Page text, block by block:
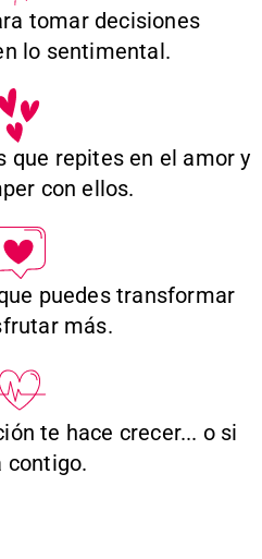
tomar decisiones
lo sentimental.
que repites en el amor y
con ellos.
puedes transformar
más.
te hace crecer... o si
contigo.